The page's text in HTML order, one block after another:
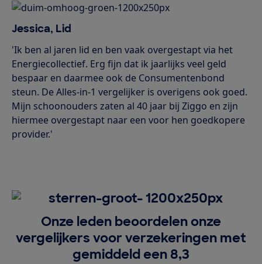
Jessica, Lid
'Ik ben al jaren lid en ben vaak overgestapt via het
Energiecollectief. Erg fijn dat ik jaarlijks veel geld
bespaar en daarmee ook de Consumentenbond
steun. De Alles-in-1 vergelijker is overigens ook goed.
Mijn schoonouders zaten al 40 jaar bij Ziggo en zijn
hiermee overgestapt naar een voor hen goedkopere
provider.'
Onze leden beoordelen onze
vergelijkers voor verzekeringen met
gemiddeld een 8,3